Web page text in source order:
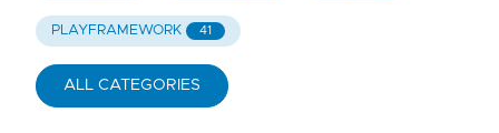
PLAYFRAMEWORK 41
ALL CATEGORIES